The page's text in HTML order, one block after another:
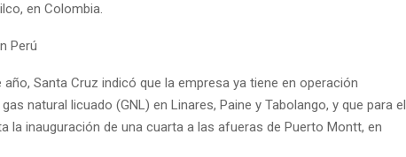
en Colombia.
Perú
Santa Cruz indicó que la empresa ya tiene en operación
natural licuado (GNL) en Linares, Paine y Tabolango, y que para el
la inauguración de una cuarta a las afueras de Puerto Montt, en